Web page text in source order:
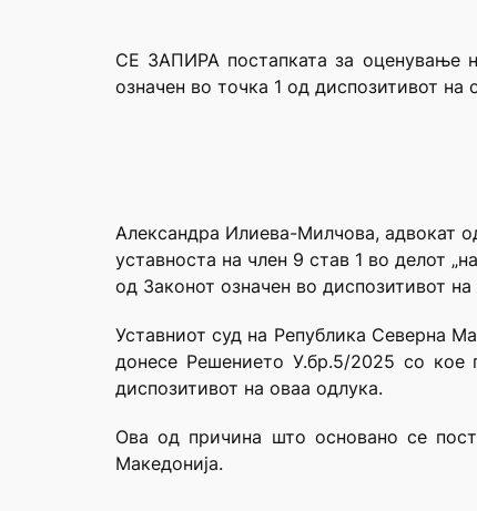
СЕ ЗАПИРА постапката за оценување
означен во точка 1 од диспозитивот на
Александра Илиева-Милчова, адвокат
уставноста на член 9 став 1 во делот
од Законот означен во диспозитивот
Уставниот суд на Република Северна
донесе Решението У.бр.5/2025 со кое
диспозитивот на оваа одлука.
Ова од причина што основано се
Македонија.